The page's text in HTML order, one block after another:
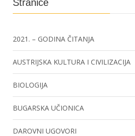
Stranice
2021. – GODINA ČITANJA
AUSTRIJSKA KULTURA I CIVILIZACIJA
BIOLOGIJA
BUGARSKA UČIONICA
DAROVNI UGOVORI